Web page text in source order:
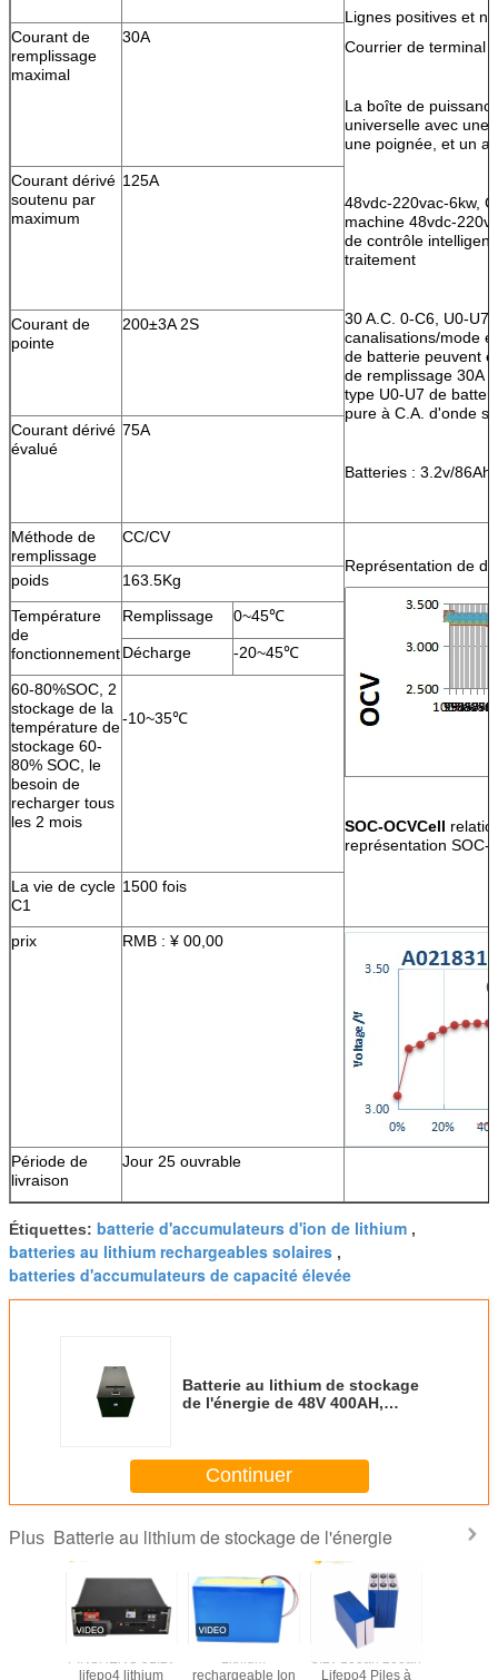
Lignes positives et
Courrier de terminal
La boîte de
universelle avec une
une poignée, et un
48vdc-220vac-6kw,
machine 48vdc-
de contrôle
traitement
30 A.C. 0-C6, U0-
canalisations/mode
de batterie peuvent
de remplissage 30A
type U0-U7 de
pure à C.A. d'onde
Batteries : 3.2v/86Ah
Courant de
remplissage
maximal
30A
Courant dérivé
soutenu par
maximum
125A
Courant de
pointe
200±3A 2S
Courant dérivé
évalué
75A
Méthode de
remplissage
CC/CV
Représentation de
SOC-OCVCell
représentation SOC-
poids
163.5Kg
Température
de
fonctionnement
Remplissage 0~45℃
Décharge -20~45℃
60-80%SOC, 2
stockage de la
température de
stockage 60-
80% SOC, le
besoin de
recharger tous
les 2 mois
-10~35℃
La vie de cycle
C1
1500 fois
prix RMB : ¥ 00,00
Période de
livraison
Jour 25 ouvrable
Étiquettes: batterie d'accumulateurs d'ion de lithium ,
batteries au lithium rechargeables solaires ,
batteries d'accumulateurs de capacité élevée
Batterie au lithium de stockage
de l'énergie de 48V 400AH,
Continuer
Plus Batterie au lithium de stockage de l'énergie
PINSHENG 51.2v
lifepo4 lithium
Lithium
rechargeable Ion
3.2v 100ah 200ah
Lifepo4 Piles à